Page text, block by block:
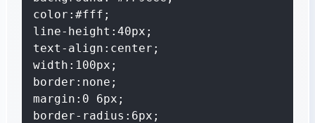
color:#fff;
line-height:40px;
text-align:center;
width:100px;
border:none;
margin:0 6px;
border-radius:6px;